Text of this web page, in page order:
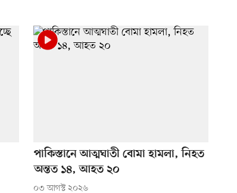
পাকিস্তানে আত্মঘাতী বোমা হামলা, নিহত
অন্তত ১৪, আহত ২০
০৩ আগস্ট ২০২৬